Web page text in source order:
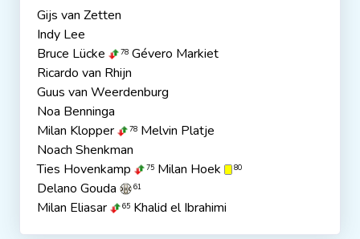
Gijs van Zetten
Indy Lee
Bruce Lücke
78 Gévero Markiet
Ricardo van Rhijn
Guus van Weerdenburg
Noa Benninga
Milan Klopper
78 Melvin Platje
Noach Shenkman
Ties Hovenkamp
75 Milan Hoek 80
Delano Gouda 61
Milan Eliasar 65 Khalid el Ibrahimi